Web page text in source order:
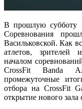
В прошлую субботу
Соревнования
Васильковской. Как
атлетов, зрителей
началом
CrossFit Banda
промежуточные
отбора на CrossFit
открытие нового